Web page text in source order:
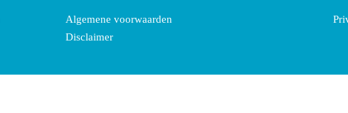
Algemene voorwaarden
Disclaimer